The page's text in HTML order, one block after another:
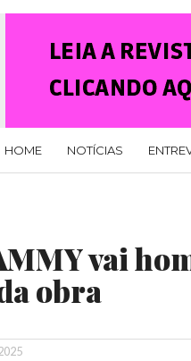
HOME NOTÍCIAS
vai
obra